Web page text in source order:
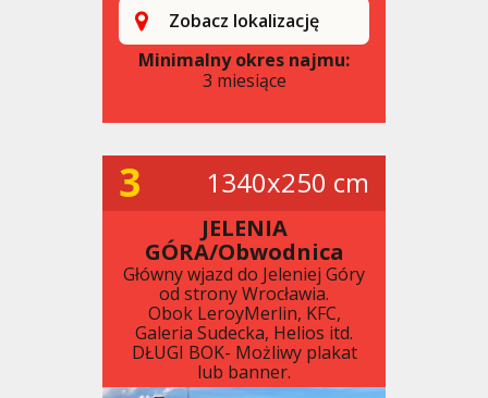
Zobacz lokalizację
Minimalny okres najmu:
3 miesiące
3 1340x250 cm
JELENIA
GÓRA/Obwodnica
Główny wjazd do Jeleniej Góry
od strony Wrocławia.
Obok LeroyMerlin, KFC,
Galeria Sudecka, Helios itd.
DŁUGI BOK- Możliwy plakat
lub banner.